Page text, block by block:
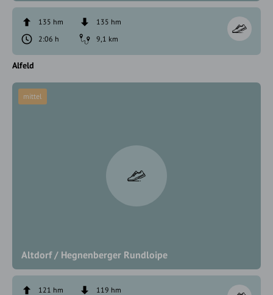
135 hm
135 hm
2:06 h
9,1 km
Alfeld
Altdorf / Hegnenberger Rundloipe
mittel
121 hm
119 hm